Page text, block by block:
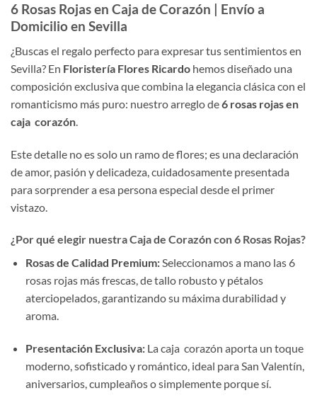
6 Rosas Rojas en Caja de Corazón | Envío a
Domicilio en Sevilla
¿Buscas el regalo perfecto para expresar tus sentimientos en
Sevilla? En Floristería Flores Ricardo hemos diseñado una
composición exclusiva que combina la elegancia clásica con el
romanticismo más puro: nuestro arreglo de6 rosas rojas en
caja corazón
Este detalle no es solo un ramo de flores; es una declaración
de amor, pasión y delicadeza, cuidadosamente presentada
para sorprender a esa persona especial desde el primer
vistazo.
¿Por qué elegir nuestra Caja de Corazón con 6 Rosas Rojas?
Rosas de Calidad Premium:Seleccionamos a mano las 6
rosas rojas más frescas, de tallo robusto y pétalos
aterciopelados, garantizando su máxima durabilidad y
aroma.
Presentación Exclusiva:La caja corazón aporta un toque
moderno, sofisticado y romántico, ideal para San Valentín,
aniversarios, cumpleaños o simplemente porque sí.